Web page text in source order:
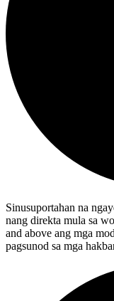
Sinusuportahan na
nang direkta mula sa
and above ang mga
pagsunod sa mga